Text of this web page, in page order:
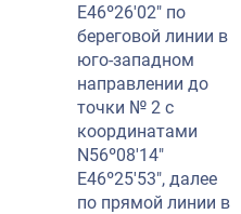
E46º26′02″ по
береговой линии в
юго-западном
направлении до
точки № 2 с
координатами
N56º08′14″
E46º25′53″, далее
по прямой линии в